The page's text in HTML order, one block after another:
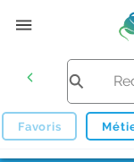
Favoris